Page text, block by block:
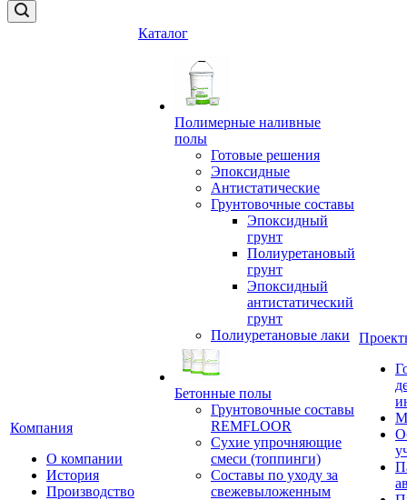
Компания
О компании
История
Производство
Каталог
Полимерные наливные
полы
Готовые решения
Эпоксидные
Антистатические
Грунтовочные составы
Эпоксидный
грунт
Полиуретановый
грунт
Эпоксидный
антистатический
грунт
Полиуретановые лаки
Бетонные полы
Грунтовочные составы
REMFLOOR
Сухие упрочняющие
смеси (топпинги)
Составы по уходу за
свежевыложенным